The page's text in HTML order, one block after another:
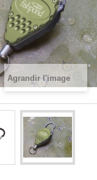
Agrandir l'image